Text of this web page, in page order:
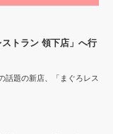
ストラン 領下店」へ行
話題の新店、「まぐろレス